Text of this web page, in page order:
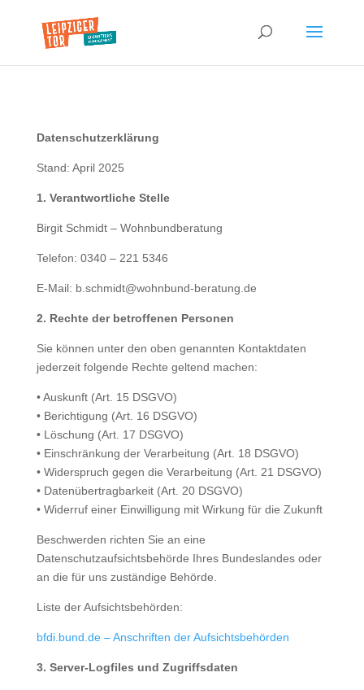
Datenschutzerklärung
Stand: April 2025
1. Verantwortliche Stelle
Birgit Schmidt – Wohnbundberatung
Telefon: 0340 – 221 5346
E-Mail: b.schmidt@wohnbund-beratung.de
2. Rechte der betroffenen Personen
Sie können unter den oben genannten Kontaktdaten
jederzeit folgende Rechte geltend machen:
• Auskunft (Art. 15 DSGVO)
• Berichtigung (Art. 16 DSGVO)
• Löschung (Art. 17 DSGVO)
• Einschränkung der Verarbeitung (Art. 18 DSGVO)
• Widerspruch gegen die Verarbeitung (Art. 21 DSGVO)
• Datenübertragbarkeit (Art. 20 DSGVO)
• Widerruf einer Einwilligung mit Wirkung für die Zukunft
Beschwerden richten Sie an eine
Datenschutzaufsichtsbehörde Ihres Bundeslandes oder
an die für uns zuständige Behörde.
Liste der Aufsichtsbehörden:
bfdi.bund.de – Anschriften der Aufsichtsbehörden
3. Server-Logfiles und Zugriffsdaten